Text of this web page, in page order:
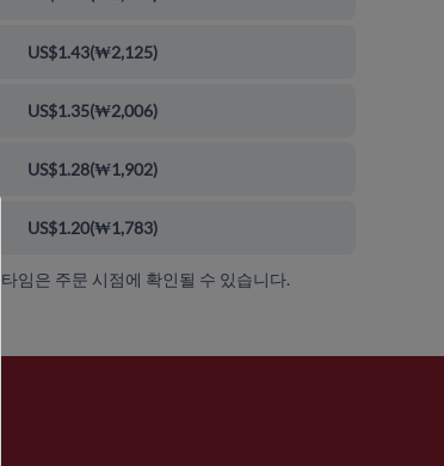
US$1.43(₩2,125)
US$1.35(₩2,006)
US$1.28(₩1,902)
US$1.20(₩1,783)
임은 주문 시점에 확인될 수 있습니다.